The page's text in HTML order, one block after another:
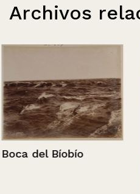
Archivos
Boca del Bíobío